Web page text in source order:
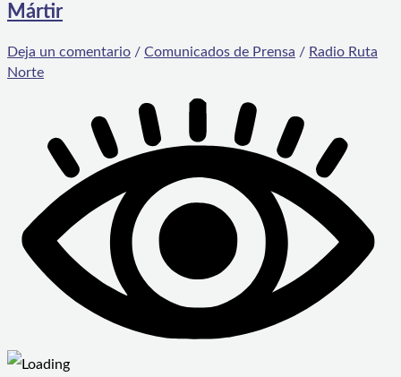
Mártir
Deja un comentario / Comunicados de Prensa / Radio Ruta
Norte